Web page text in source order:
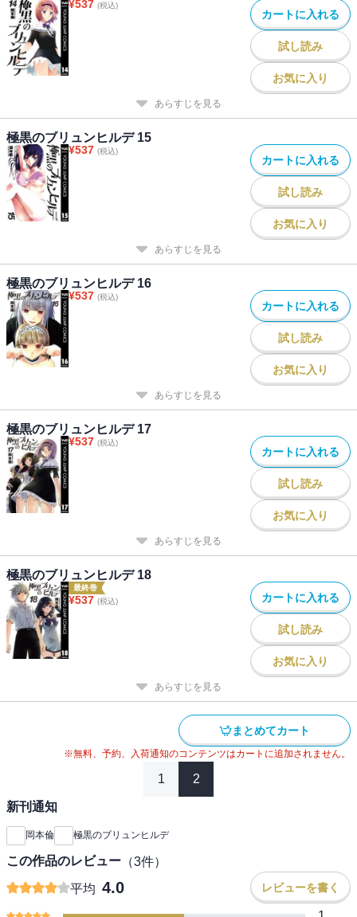
¥537 (税込)
カートに入れる
試し読み
お気に入り
あらすじを見る
極黒のブリュンヒルデ 15
¥537 (税込)
カートに入れる
試し読み
お気に入り
あらすじを見る
極黒のブリュンヒルデ 16
¥537 (税込)
カートに入れる
試し読み
お気に入り
あらすじを見る
極黒のブリュンヒルデ 17
¥537 (税込)
カートに入れる
試し読み
お気に入り
あらすじを見る
極黒のブリュンヒルデ 18
最終巻
¥537 (税込) カートに入れる
試し読み
お気に入り
あらすじを見る
まとめてカート
※無料、予約、入荷通知のコンテンツはカートに追加されません。
1 2
新刊通知
岡本倫 極黒のブリュンヒルデ
この作品のレビュー （3件）
平均 4.0 レビューを書く